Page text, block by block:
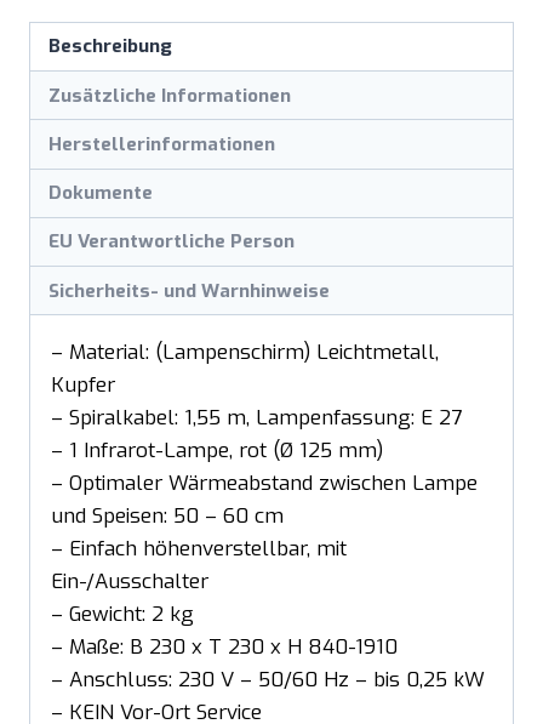
Beschreibung
Zusätzliche Informationen
Herstellerinformationen
Dokumente
EU Verantwortliche Person
Sicherheits- und Warnhinweise
– Material: (Lampenschirm) Leichtmetall,
Kupfer
– Spiralkabel: 1,55 m, Lampenfassung: E 27
– 1 Infrarot-Lampe, rot (Ø 125 mm)
– Optimaler Wärmeabstand zwischen Lampe
und Speisen: 50 – 60 cm
– Einfach höhenverstellbar, mit
Ein-/Ausschalter
– Gewicht: 2 kg
– Maße: B 230 x T 230 x H 840-1910
– Anschluss: 230 V – 50/60 Hz – bis 0,25 kW
– KEIN Vor-Ort Service